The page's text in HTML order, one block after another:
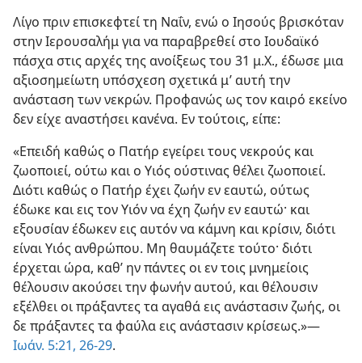
Λίγο πριν επισκεφτεί τη Ναΐν, ενώ ο Ιησούς βρισκόταν
στην Ιερουσαλήμ για να παραβρεθεί στο Ιουδαϊκό
πάσχα στις αρχές της ανοίξεως του 31 μ.Χ., έδωσε μια
αξιοσημείωτη υπόσχεση σχετικά μ’ αυτή την
ανάσταση των νεκρών. Προφανώς ως τον καιρό εκείνο
δεν είχε αναστήσει κανένα. Εν τούτοις, είπε:
«Επειδή καθώς ο Πατήρ εγείρει τους νεκρούς και
ζωοποιεί, ούτω και ο Υιός ούστινας θέλει ζωοποιεί.
Διότι καθώς ο Πατήρ έχει ζωήν εν εαυτώ, ούτως
έδωκε και εις τον Υιόν να έχη ζωήν εν εαυτώ· και
εξουσίαν έδωκεν εις αυτόν να κάμνη και κρίσιν, διότι
είναι Υιός ανθρώπου. Μη θαυμάζετε τούτο· διότι
έρχεται ώρα, καθ’ ην πάντες οι εν τοις μνημείοις
θέλουσιν ακούσει την φωνήν αυτού, και θέλουσιν
εξέλθει οι πράξαντες τα αγαθά εις ανάστασιν ζωής, οι
δε πράξαντες τα φαύλα εις ανάστασιν κρίσεως.»—
Ιωάν. 5:21, 26-29.